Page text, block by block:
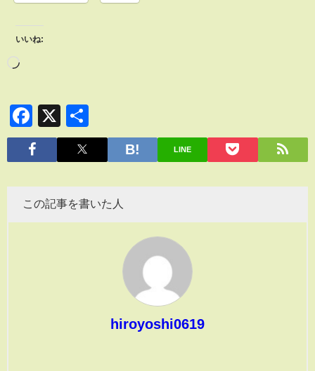
いいね:
Facebook
X
有
LINE
この記事を書いた人
hiroyoshi0619